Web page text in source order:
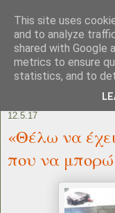
12.5.17
«Θέλω να
που να μπορώ
This site uses
and to analyze
shared with Google
metrics to ensure
statistics, and to